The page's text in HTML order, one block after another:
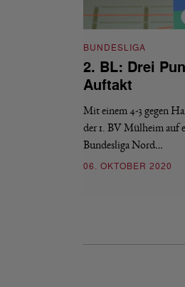
BUNDESLIGA
2. BL: Drei
Auftakt
Mit einem 4-3 gegen
der 1. BV Mülheim auf
Bundesliga Nord…
06. OKTOBER 2020